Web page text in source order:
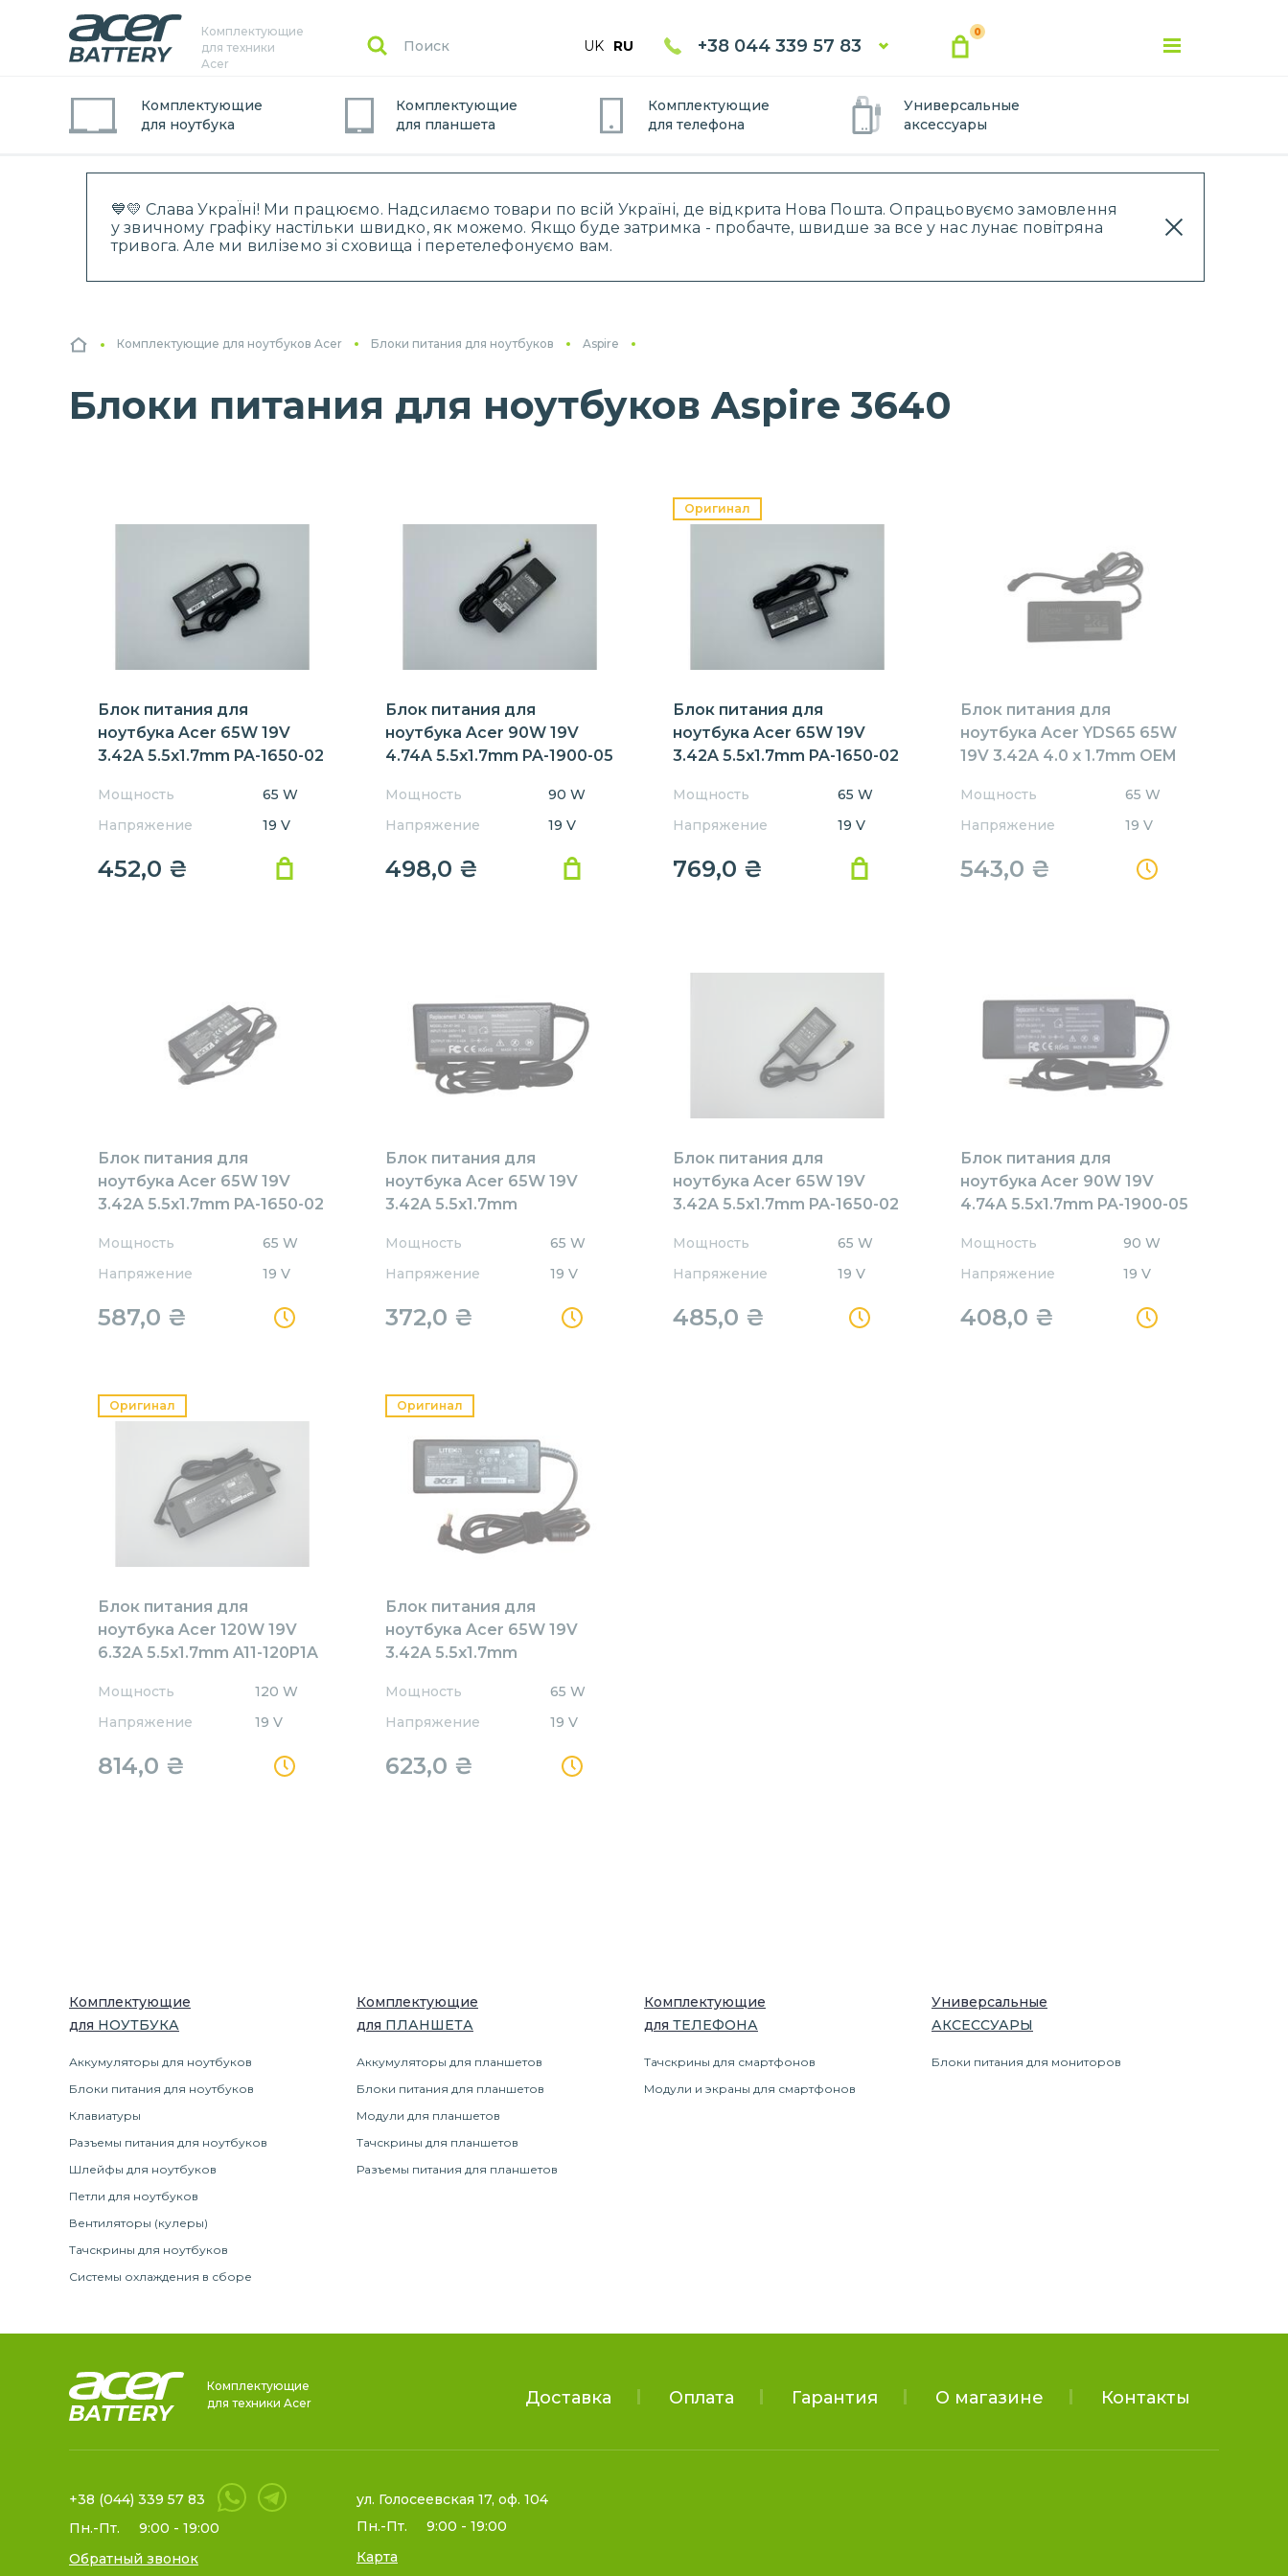
💙💛 Слава УкраЇні! Ми працюємо. Надсилаємо товари по всій Україні, де відкрита Нова Пошта. Опрацьовуємо замовлення
у звичному графіку настільки швидко, як можемо. Якщо буде затримка - пробачте, швидше за все у нас лунає повітряна
тривога. Але ми виліземо зі сховища і перетелефонуємо вам.
Комплектующие
для техники
Acer
UK RU +38 044 339 57 83
0
Комплектующие
для ноутбука
Комплектующие
для планшета
Комплектующие
для телефона
Универсальные
аксессуары
Комплектующие для ноутбуков Acer Блоки питания для ноутбуков Aspire
Блоки питания для ноутбуков Aspire 3640
Блок питания для
ноутбука Acer 65W 19V
3.42A 5.5x1.7mm PA-1650-02
Мощность
65 W
Напряжение
19 V
452,0 ₴
Блок питания для
ноутбука Acer 90W 19V
4.74A 5.5x1.7mm PA-1900-05
Мощность
90 W
Напряжение
19 V
498,0 ₴
Оригинал
Блок питания для
ноутбука Acer 65W 19V
3.42A 5.5x1.7mm PA-1650-02
Мощность
65 W
Напряжение
19 V
769,0 ₴
Блок питания для
ноутбука Acer YDS65 65W
19V 3.42A 4.0 x 1.7mm OEM
Мощность
65 W
Напряжение
19 V
543,0 ₴
Блок питания для
ноутбука Acer 65W 19V
3.42A 5.5x1.7mm PA-1650-02
Мощность
65 W
Напряжение
19 V
587,0 ₴
Блок питания для
ноутбука Acer 65W 19V
3.42A 5.5x1.7mm
REPLACEMENT
Мощность
65 W
Напряжение
19 V
372,0 ₴
Блок питания для
ноутбука Acer 65W 19V
3.42A 5.5x1.7mm PA-1650-02
Мощность
65 W
Напряжение
19 V
485,0 ₴
Блок питания для
ноутбука Acer 90W 19V
4.74A 5.5x1.7mm PA-1900-05
Мощность
90 W
Напряжение
19 V
408,0 ₴
Оригинал
Блок питания для
ноутбука Acer 120W 19V
6.32A 5.5x1.7mm A11-120P1A
Мощность
120 W
Напряжение
19 V
814,0 ₴
Оригинал
Блок питания для
ноутбука Acer 65W 19V
3.42A 5.5x1.7mm
Мощность
65 W
Напряжение
19 V
623,0 ₴
Комплектующие
для НОУТБУКА
Аккумуляторы для ноутбуков
Блоки питания для ноутбуков
Клавиатуры
Разъемы питания для ноутбуков
Шлейфы для ноутбуков
Петли для ноутбуков
Вентиляторы (кулеры)
Тачскрины для ноутбуков
Системы охлаждения в сборе
Комплектующие
для ПЛАНШЕТА
Аккумуляторы для планшетов
Блоки питания для планшетов
Модули для планшетов
Тачскрины для планшетов
Разъемы питания для планшетов
Комплектующие
для ТЕЛЕФОНА
Тачскрины для смартфонов
Модули и экраны для смартфонов
Универсальные
АКСЕССУАРЫ
Блоки питания для мониторов
Комплектующие
для техники Acer
Доставка Оплата Гарантия О магазине Контакты
+38 (044) 339 57 83
Пн.-Пт.
9:00 - 19:00
Обратный звонок
ул. Голосеевская 17, оф. 104
Пн.-Пт.
9:00 - 19:00
Карта